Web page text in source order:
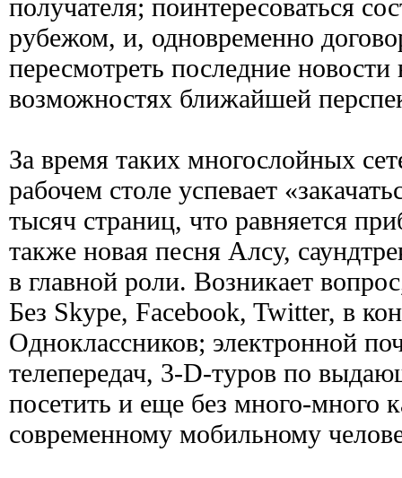
получателя; поинтересоваться
рубежом, и, одновременно
пересмотреть последние
возможностях ближайшей
За время таких многослойных
рабочем столе успевает
тысяч страниц, что равняется
также новая песня Алсу,
в главной роли. Возникает
Без Skype, Facebook, Twitter, в
Одноклассников; электронной
телепередач, 3-D-туров по
посетить и еще без много-много
современному мобильному